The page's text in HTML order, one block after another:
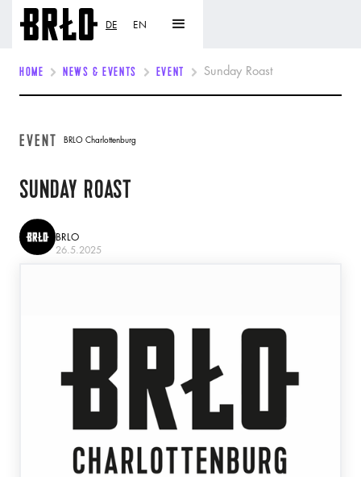
DE EN
HOME NEWS & EVENTS EVENT Sunday Roast
EVENT BRLO Charlottenburg
SUNDAY ROAST
BRLO
26.5.2025